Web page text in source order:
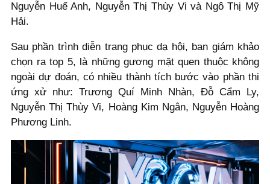
Nguyễn Huế Anh, Nguyễn Thị Thùy Vi và Ngô Thị Mỹ
Hải.
Sau phần trình diễn trang phục dạ hội, ban giám khảo
chọn ra top 5, là những gương mặt quen thuộc không
ngoài dự đoán, có nhiều thành tích bước vào phần thi
ứng xử như: Trương Quí Minh Nhàn, Đỗ Cẩm Ly,
Nguyễn Thị Thùy Vi, Hoàng Kim Ngân, Nguyễn Hoàng
Phương Linh.